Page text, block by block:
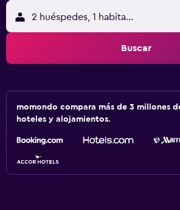
2 huéspedes, 1 habitación
Buscar
momondo compara más de 3 millones
hoteles y alojamientos.